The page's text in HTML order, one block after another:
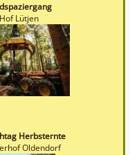
Hof Lütjen
Herbsternte
Oldendorf